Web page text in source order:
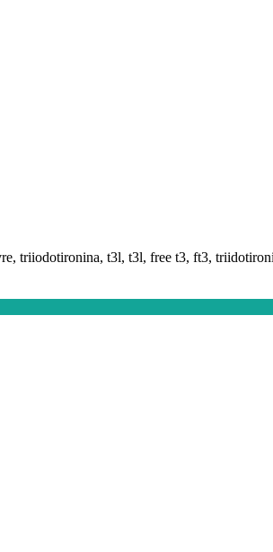
triiodotironina, t3l, t3l, free t3, ft3,